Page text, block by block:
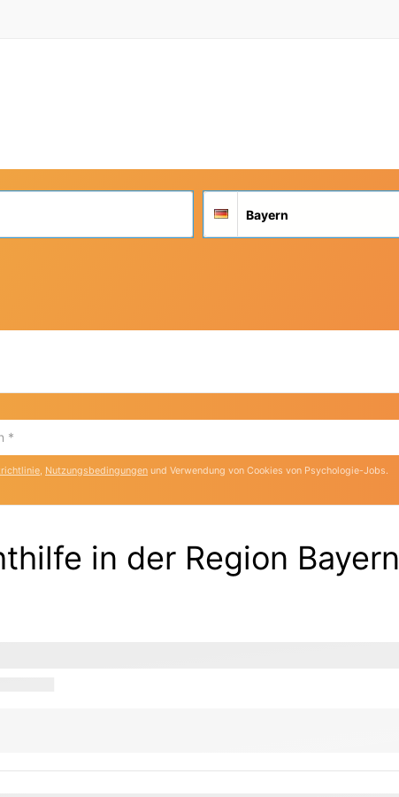
Deutschland
, Nutzungsbedingungen und Verwendung von Cookies von Psychologie-Jobs.
in der Region Bayern